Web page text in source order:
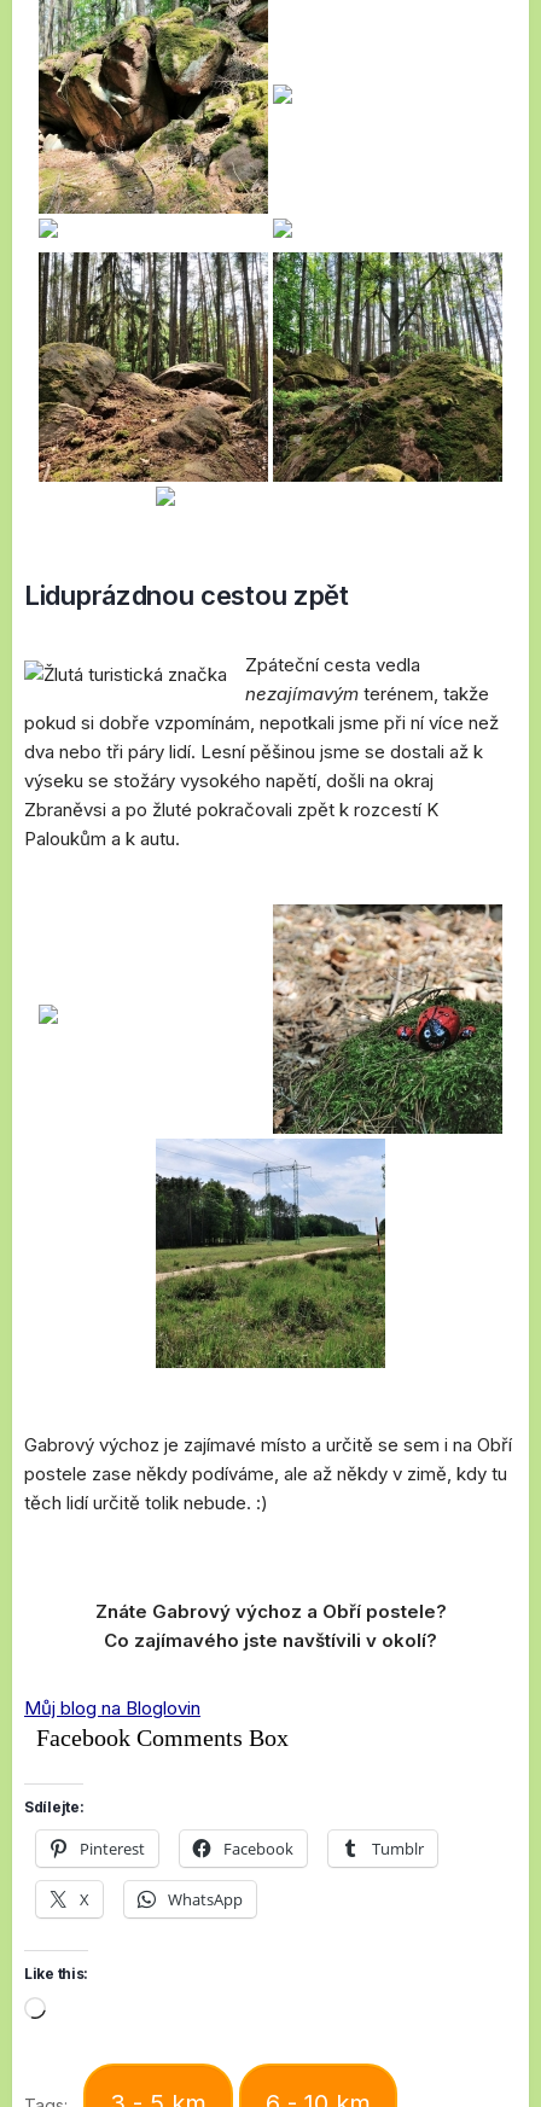
Liduprázdnou cestou zpět
Zpáteční cesta vedla
nezajímavým terénem, takže
pokud si dobře vzpomínám, nepotkali jsme při ní více než
dva nebo tři páry lidí. Lesní pěšinou jsme se dostali až k
výseku se stožáry vysokého napětí, došli na okraj
Zbraněvsi a po žluté pokračovali zpět k rozcestí K
Paloukům a k autu.
Gabrový výchoz je zajímavé místo a určitě se sem i na Obří
postele zase někdy podíváme, ale až někdy v zimě, kdy tu
těch lidí určitě tolik nebude. :)
Znáte Gabrový výchoz a Obří postele?
Co zajímavého jste navštívili v okolí?
Můj blog na Bloglovin
Facebook Comments Box
Sdílejte:
Pinterest Facebook Tumblr
X WhatsApp
Like this:
Loading…